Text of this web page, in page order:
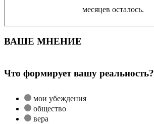
месяцев осталось.
ВАШЕ МНЕНИЕ
Что формирует вашу реальность?
мои убеждения
общество
вера